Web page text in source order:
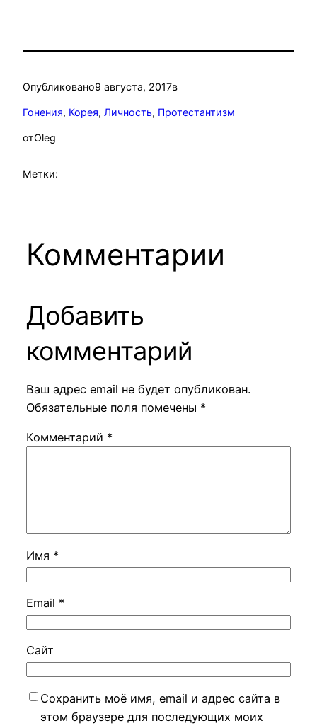
Опубликовано9 августа, 2017в
Гонения, Корея, Личность, Протестантизм
отOleg
Метки:
Комментарии
Добавить
комментарий
Ваш адрес email не будет опубликован.
Обязательные поля помечены *
Комментарий *
Имя *
Email *
Сайт
Сохранить моё имя, email и адрес сайта в
этом браузере для последующих моих